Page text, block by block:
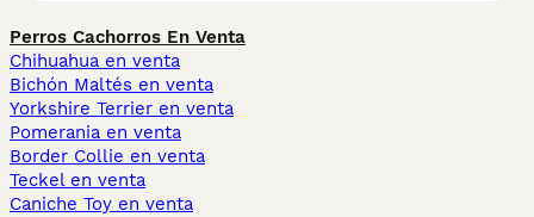
Perros Cachorros En Venta
Chihuahua en venta
Bichón Maltés en venta
Yorkshire Terrier en venta
Pomerania en venta
Border Collie en venta
Teckel en venta
Caniche Toy en venta